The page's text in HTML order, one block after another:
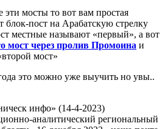
эти мосты то вот вам простая
блок-пост на Арабатскую стрелку
местные называют «первый», а вот
мост через пролив Промоина и
мост»
это можно уже выучить но увы..
инфо» (14-4-2023)
аналитический региональный